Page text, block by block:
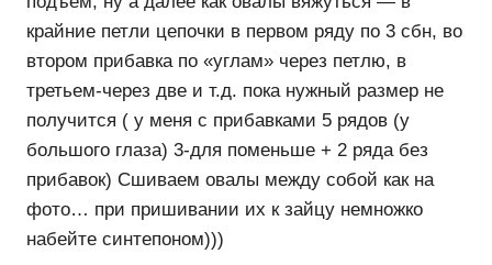
крайние петли цепочки в первом ряду по 3 сбн, во
втором прибавка по «углам» через петлю, в
третьем-через две и т.д. пока нужный размер не
получится ( у меня с прибавками 5 рядов (у
большого глаза) 3-для поменьше + 2 ряда без
прибавок) Сшиваем овалы между собой как на
фото… при пришивании их к зайцу немножко
набейте синтепоном)))